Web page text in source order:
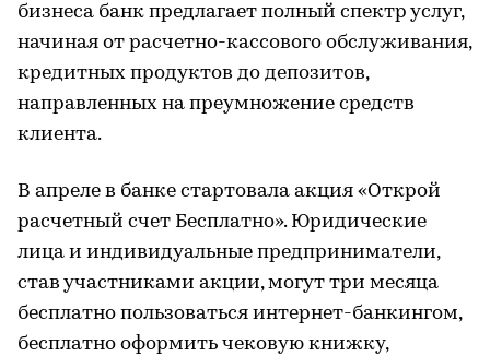
бизнеса банк предлагает полный спектр услуг,
начиная от расчетно-кассового обслуживания,
кредитных продуктов до депозитов,
направленных на преумножение средств
клиента.
В апреле в банке стартовала акция «Открой
расчетный счет Бесплатно». Юридические
лица и индивидуальные предприниматели,
став участниками акции, могут три месяца
бесплатно пользоваться интернет-банкингом,
бесплатно оформить чековую книжку,